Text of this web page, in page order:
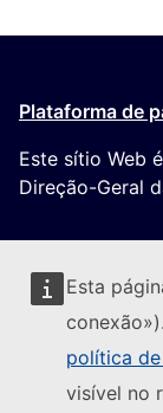
Esta
política
visível no
Plataforma de
Este sítio Web
Direção-Geral
Seguir a